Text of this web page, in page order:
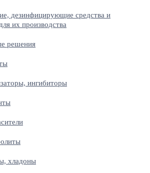
дезинфицирующие средства и
их производства
решения
ингибиторы
хладоны